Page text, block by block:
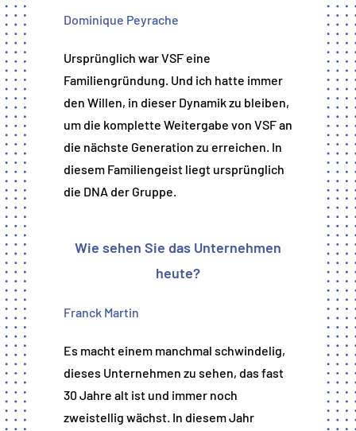
Dominique Peyrache
Ursprünglich war VSF eine
Familiengründung. Und ich hatte immer
den Willen, in dieser Dynamik zu bleiben,
um die komplette Weitergabe von VSF an
die nächste Generation zu erreichen. In
diesem Familiengeist liegt ursprünglich
die DNA der Gruppe.
Wie sehen Sie das Unternehmen
heute?
Franck Martin
Es macht einem manchmal schwindelig,
dieses Unternehmen zu sehen, das fast
30 Jahre alt ist und immer noch
zweistellig wächst. In diesem Jahr